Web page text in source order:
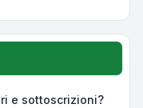
e sottoscrizioni?